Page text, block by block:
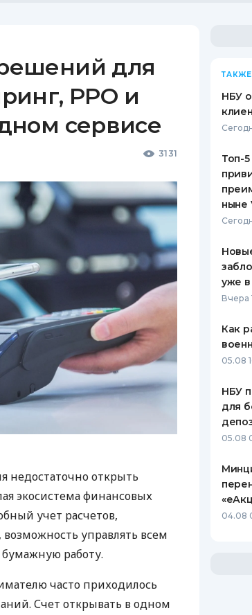
для
РРО и
сервисе
3131
недостаточно открыть
экосистема финансовых
учет расчетов,
управлять всем
работу.
часто приходилось
Счет открывать в одном
НБУ
Топ-
ныне
уже в
Вчера
Как
05.08
НБУ
для
05.08
04.08